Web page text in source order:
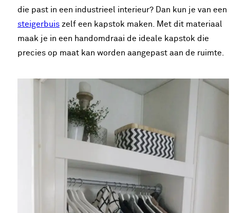
die past in een industrieel interieur? Dan kun je van een
steigerbuis zelf een kapstok maken. Met dit materiaal
maak je in een handomdraai de ideale kapstok die
precies op maat kan worden aangepast aan de ruimte.